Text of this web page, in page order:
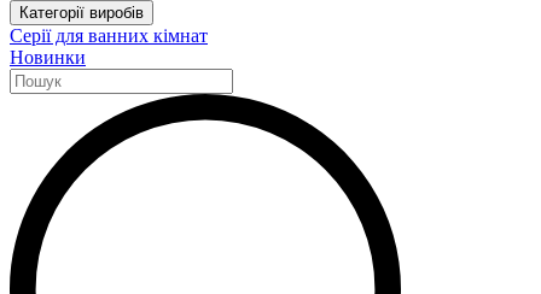
Категорії виробів
Серії для ванних кімнат
Новинки